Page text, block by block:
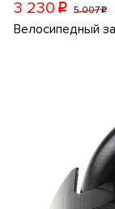
3 230 p 5 007p
Велосипедный